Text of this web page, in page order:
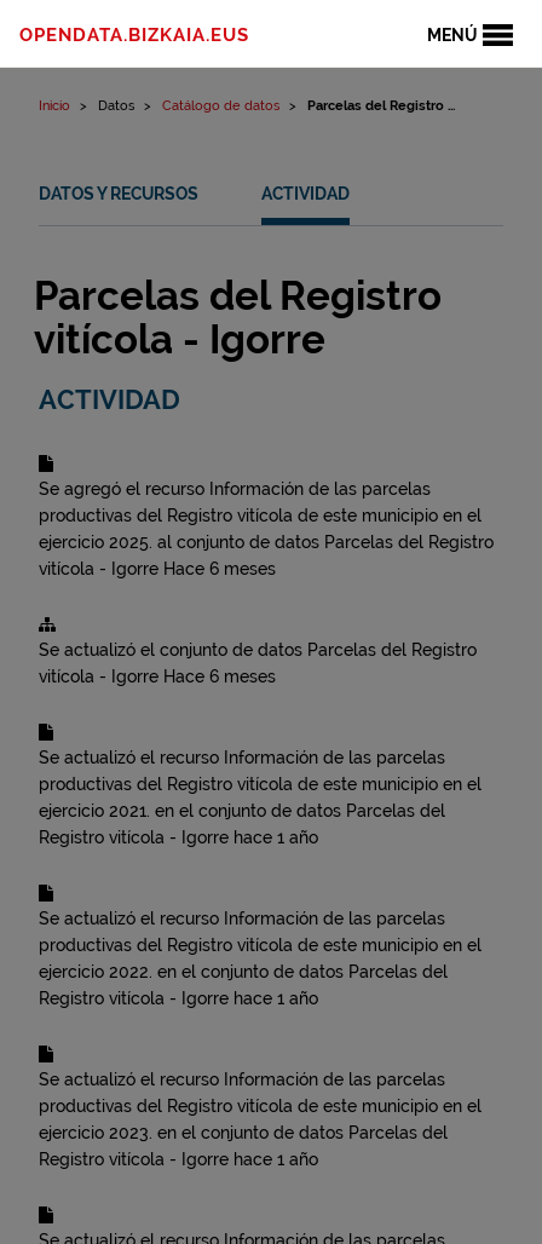
MENÚ
OPENDATA.BIZKAIA.EUS
Inicio Datos Catálogo de datos Parcelas del Registro ...
DATOS Y RECURSOS ACTIVIDAD
Parcelas del Registro
vitícola - Igorre
ACTIVIDAD
Se agregó el recurso Información de las parcelas
productivas del Registro vitícola de este municipio en el
ejercicio 2025. al conjunto de datos Parcelas del Registro
vitícola - Igorre Hace 6 meses
Se actualizó el conjunto de datos Parcelas del Registro
vitícola - Igorre Hace 6 meses
Se actualizó el recurso Información de las parcelas
productivas del Registro vitícola de este municipio en el
ejercicio 2021. en el conjunto de datos Parcelas del
Registro vitícola - Igorre hace 1 año
Se actualizó el recurso Información de las parcelas
productivas del Registro vitícola de este municipio en el
ejercicio 2022. en el conjunto de datos Parcelas del
Registro vitícola - Igorre hace 1 año
Se actualizó el recurso Información de las parcelas
productivas del Registro vitícola de este municipio en el
ejercicio 2023. en el conjunto de datos Parcelas del
Registro vitícola - Igorre hace 1 año